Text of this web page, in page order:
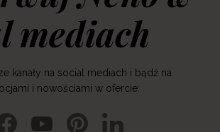
mediach
kanały na social mediach i bądź na
i nowościami w ofercie: